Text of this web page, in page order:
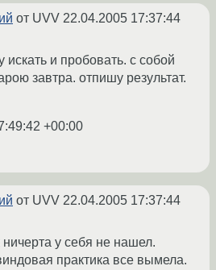
от UVV 22.04.2005 17:37:44
искать и пробовать. с собой
завтра. отпишу результат.
+00:00
от UVV 22.04.2005 17:37:44
у себя не нашел.
практика все вымела.